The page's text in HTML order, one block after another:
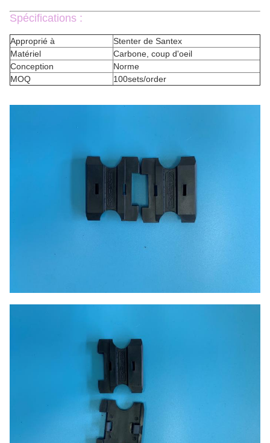
Spécifications :
Approprié à
Stenter de Santex
Matériel
Carbone, coup d'oeil
Conception
Norme
MOQ
100sets/order